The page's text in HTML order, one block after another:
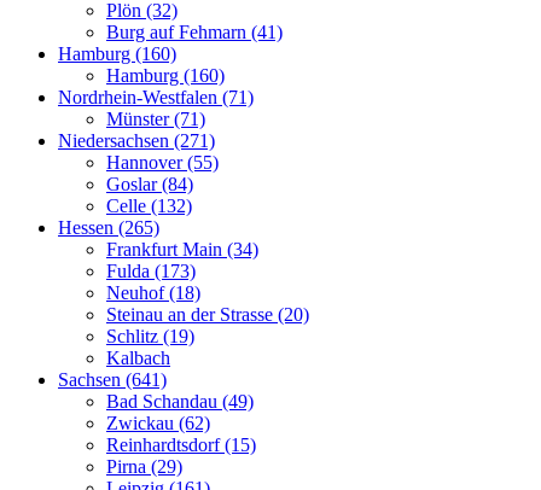
Plön (32)
Burg auf Fehmarn (41)
Hamburg (160)
Hamburg (160)
Nordrhein-Westfalen (71)
Münster (71)
Niedersachsen (271)
Hannover (55)
Goslar (84)
Celle (132)
Hessen (265)
Frankfurt Main (34)
Fulda (173)
Neuhof (18)
Steinau an der Strasse (20)
Schlitz (19)
Kalbach
Sachsen (641)
Bad Schandau (49)
Zwickau (62)
Reinhardtsdorf (15)
Pirna (29)